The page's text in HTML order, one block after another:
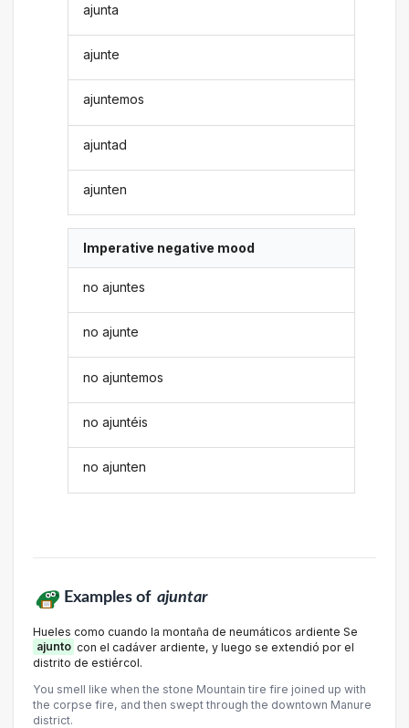
ajunta
ajunte
ajuntemos
ajuntad
ajunten
Imperative negative mood
no ajuntes
no ajunte
no ajuntemos
no ajuntéis
no ajunten
Examples of ajuntar
Hueles como cuando la montaña de neumáticos ardiente Se
ajunto con el cadáver ardiente, y luego se extendió por el
distrito de estiércol.
You smell like when the stone Mountain tire fire joined up with
the corpse fire, and then swept through the downtown Manure
district.